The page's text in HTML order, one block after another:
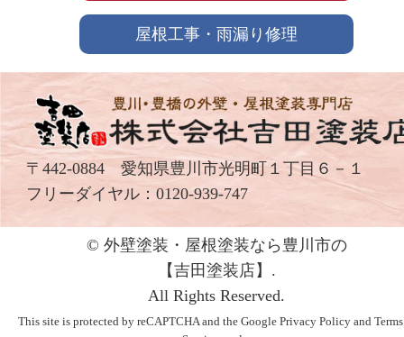
屋根工事・雨漏り修理
〒442-0884 愛知県豊川市光明町１丁目６－１
フリーダイヤル： 0120-939-747
© 外壁塗装・屋根塗装なら豊川市の
【吉⽥塗装店】.
All Rights Reserved.
This site is protected by reCAPTCHA and the Google Privacy Policyand